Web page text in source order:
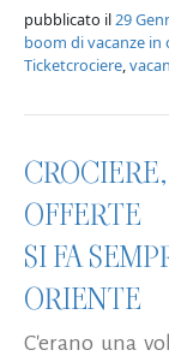
pubblicato il29
boom di vacanze in
Ticketcrociere,
OFFERTE
SI FA
ORIENTE
C'erano una